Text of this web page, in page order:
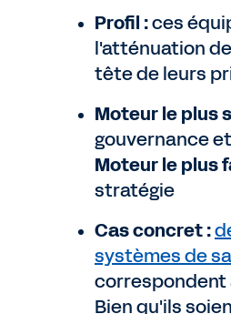
Profil :ces
l'atténuation
tête de leurs
Moteur le plus
gouvernance
Moteur le plus
stratégie
Cas concret :
systèmes de
correspondent
Bien qu'ils